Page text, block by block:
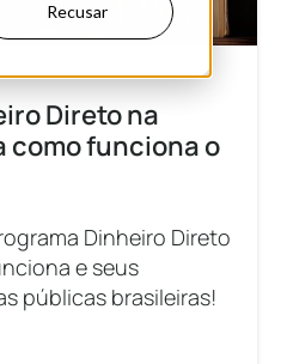
Recusar
Direto na
como funciona o
Dinheiro Direto
e seus
públicas brasileiras!